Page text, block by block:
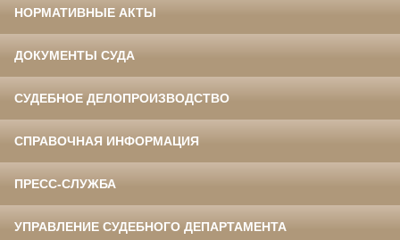
НОРМАТИВНЫЕ АКТЫ
ДОКУМЕНТЫ СУДА
СУДЕБНОЕ ДЕЛОПРОИЗВОДСТВО
СПРАВОЧНАЯ ИНФОРМАЦИЯ
ПРЕСС-СЛУЖБА
УПРАВЛЕНИЕ СУДЕБНОГО ДЕПАРТАМЕНТА